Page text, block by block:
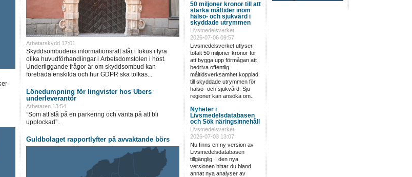
Arbetarskydd 17:01
Skyddsombudens informationsrätt står i fokus i fyra
olika huvudförhandlingar i Arbetsdomstolen i höst.
Underliggande frågor är om skyddsombud kan
företräda enskilda och hur GDPR ska tolkas...
Lönedumpning för lingvister hos Ubers
underleverantör
Arbetaren 13:54
”Som att stå på en parkering och vänta på att bli
upplockad”..
Guldbolaget rapportlyfter på avvaktande börs
50 miljoner kronor till att
stärka måltider inom
hälso- och sjukvård i
skyddade utrymmen
Livsmedelsverket
2026-07-06 09:57
Livsmedelsverket utlyser
totalt 50 miljoner kronor för
att bygga upp förmågan att
bedriva offentlig
måltidsverksamhet kopplad
till skyddade utrymmen för
hälso- och sjukvård. Sju
regioner kan ansöka om..
Nyheter i
Livsmedelsdatabasen
och Sök näringsinnehåll
Livsmedelsverket
2026-07-03 13:07
Nu finns en ny version av
Livsmedelsdatabasen
tillgänglig. I den nya
versionen hittar du bland
annat nya analyser av